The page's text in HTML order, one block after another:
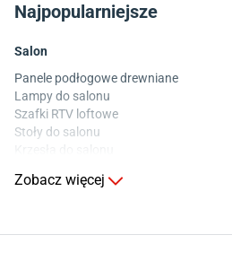
Najpopularniejsze
Salon
Panele podłogowe drewniane
Lampy do salonu
Szafki RTV loftowe
Stoły do salonu
Stoły do kuchni
Zobacz więcej